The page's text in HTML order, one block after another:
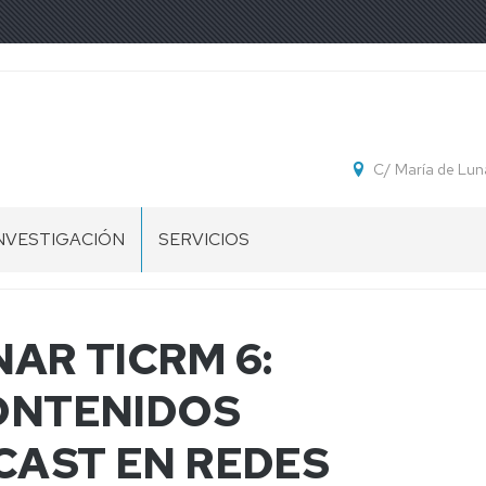
C/ María de
SERVICIOS
RESERVA
EQUIPOS
RESERVA
TICRM 6:
EN REDES